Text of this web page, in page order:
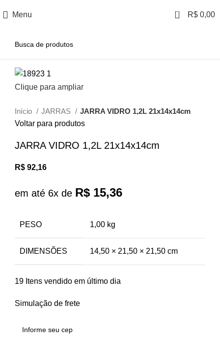
Menu 0 R$ 0,00
Clique para ampliar
Início JARRAS
JARRA VIDRO 1,2L 21x14x14cm
Voltar para produtos
JARRA VIDRO 1,2L 21x14x14cm
R$ 92,16
em até 6x de R$ 15,36
PESO 1,00 kg
DIMENSÕES 14,50 × 21,50 × 21,50 cm
19 Itens vendido em último dia
Simulação de frete